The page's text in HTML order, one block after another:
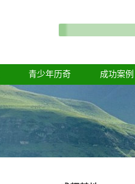
青少年历奇 成功案例